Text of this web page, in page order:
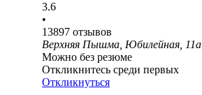
3.6
•
13897 отзывов
Верхняя Пышма, Юбилейная, 11а
Можно без резюме
Откликнитесь среди первых
Откликнуться